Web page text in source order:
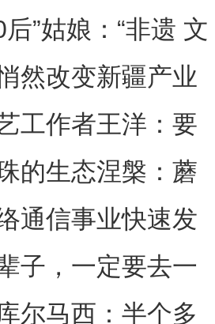
石河子：打造“空中丝
新疆舌尖上的丝绸之路
？
后”姑娘：“非遗 文
文化“潮”
然改变新疆产业
工作者王洋：要
家乡唱给更多人
的生态涅槃：蘑
的生态戍边战
通信事业快速发
界与新疆距离
子，一定要去一
！
尔马西：半个多